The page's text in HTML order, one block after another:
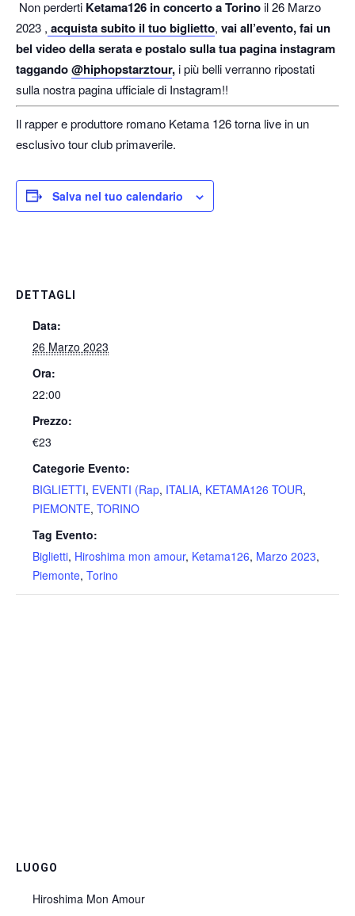
Non perderti Ketama126 in concerto a Torinoil 26 Marzo
2023 , acquista subito il tuo biglietto, vai all’evento, fai un
bel video della serata e postalo sulla tua pagina instagram
taggando@hiphopstarztour,i più belli verranno ripostati
sulla nostra pagina ufficiale di Instagram!!
Il rapper e produttore romano Ketama 126 torna live in un
esclusivo tour club primaverile.
Salva nel tuo calendario
DETTAGLI
Data:
26 Marzo 2023
Ora:
22:00
Prezzo:
€23
Categorie Evento:
BIGLIETTI, EVENTI (Rap, ITALIA, KETAMA126 TOUR,
PIEMONTE, TORINO
Tag Evento:
Biglietti, Hiroshima mon amour, Ketama126, Marzo 2023,
Piemonte, Torino
LUOGO
Hiroshima Mon Amour